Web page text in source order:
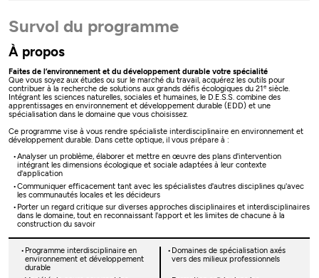
Survol du programme
À propos
Faites de l’environnement et du développement durable votre spécialité
Que vous soyez aux études ou sur le marché du travail, acquérez les outils pour
contribuer à la recherche de solutions aux grands défis écologiques du 21e siècle.
Intégrant les sciences naturelles, sociales et humaines, le D.E.S.S. combine des
apprentissages en environnement et développement durable (EDD) et une
spécialisation dans le domaine que vous choisissez.
Ce programme vise à vous rendre spécialiste interdisciplinaire en environnement et
développement durable. Dans cette optique, il vous prépare à :
Analyser un problème, élaborer et mettre en œuvre des plans d'intervention
intégrant les dimensions écologique et sociale adaptées à leur contexte
d'application
Communiquer efficacement tant avec les spécialistes d'autres disciplines qu'avec
les communautés locales et les décideurs
Porter un regard critique sur diverses approches disciplinaires et interdisciplinaires
dans le domaine, tout en reconnaissant l'apport et les limites de chacune à la
construction du savoir
Programme interdisciplinaire en
environnement et développement
durable
Domaines de spécialisation axés
vers des milieux professionnels